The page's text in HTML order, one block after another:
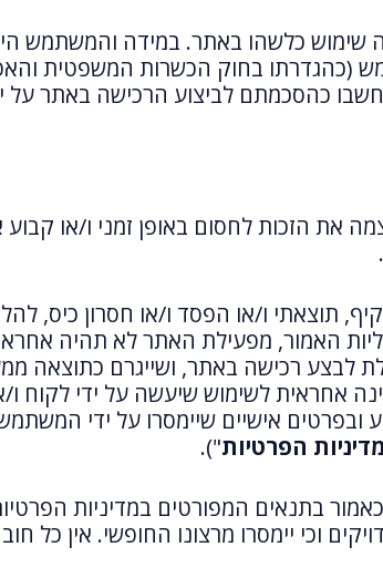
שימוש כלשהו באתר. במידה והמשתמש
(כהגדרתו בחוק הכשרות המשפטית
ייחשבו כהסכמתם לביצוע הרכישה באתר
את הזכות לחסום באופן זמני ו/או
תוצאתי ו/או הפסד ו/או חסרון כיס,
האמור, מפעילת האתר לא תהיה
לבצע רכישה באתר, ושייגרם כתוצאה
אחראית לשימוש שיעשה על ידי לקוח
אישיים שיימסרו על ידי
מדיניות הפרטיות").
בתנאים המפורטים במדיניות
וכי יימסרו מרצונו החופשי. אין כל